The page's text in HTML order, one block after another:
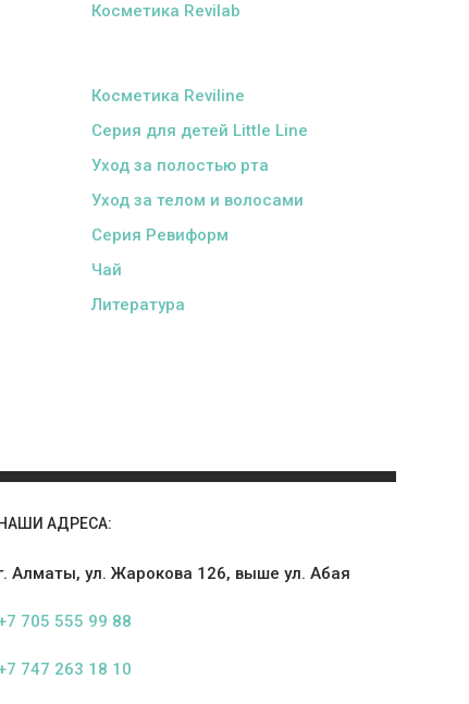
Косметика Revilab
Косметика Reviline
Серия для детей Little Line
Уход за полостью рта
Уход за телом и волосами
Серия Ревиформ
Чай
Литература
НАШИ АДРЕСА:
Алматы, ул. Жарокова 126, выше ул. Абая
705 555 99 88
747 263 18 10